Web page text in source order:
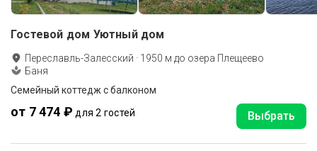
Гостевой дом Уютный дом
Переславль-Залесский · 1950 м до озера Плещеево
Баня
Семейный коттедж с балконом
от 7 474 ₽ для 2 гостей Выбрать